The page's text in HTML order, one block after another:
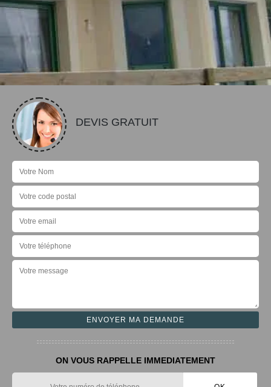
DEVIS GRATUIT
ON VOUS RAPPELLE IMMEDIATEMENT